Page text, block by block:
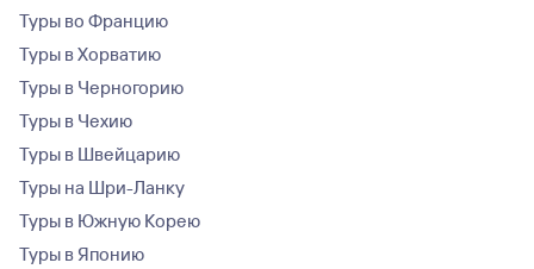
Туры во Францию
Туры в Хорватию
Туры в Черногорию
Туры в Чехию
Туры в Швейцарию
Туры на Шри-Ланку
Туры в Южную Корею
Туры в Японию